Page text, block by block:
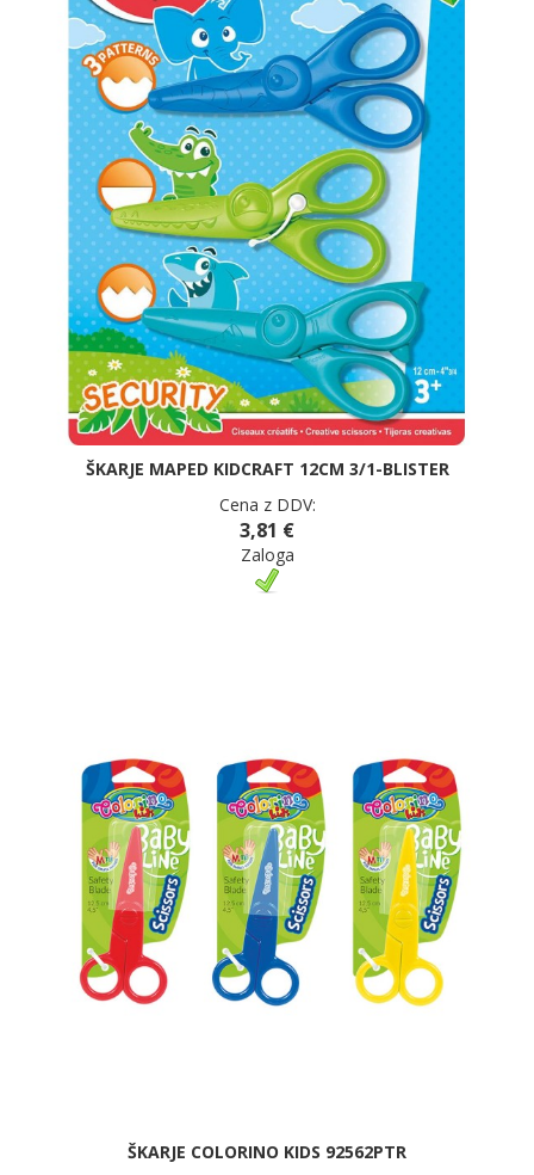
ŠKARJE MAPED KIDCRAFT 12CM 3/1-BLISTER
Cena z DDV:
3,81 €
Zaloga
ŠKARJE COLORINO KIDS 92562PTR